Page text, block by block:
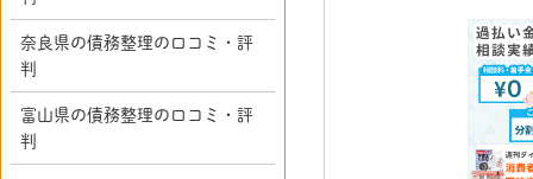
奈良県の債務整理の口コミ・評
判
富山県の債務整理の口コミ・評
判